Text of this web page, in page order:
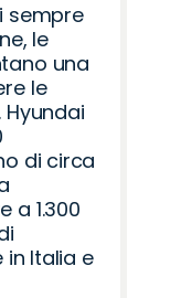
sempre
le
una
le
di circa
a 1.300
in Italia e